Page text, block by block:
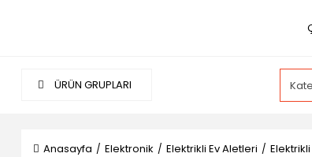
ÜRÜN GRUPLARI
Anasayfa Elektronik Elektrikli Ev Aletleri